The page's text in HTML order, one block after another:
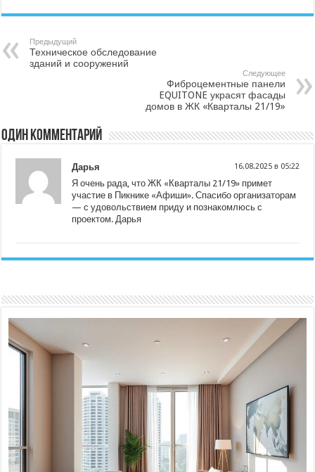
Предыдущий
Техническое обследование
зданий и сооружений
Следующее
Фиброцементные панели
EQUITONE украсят фасады
домов в ЖК «Кварталы 21/19»
Один комментарий
Дарья 16.08.2025 в 05:22
Я очень рада, что ЖК «Кварталы 21/19» примет
участие в Пикнике «Афиши». Спасибо организаторам
— с удовольствием приду и познакомлюсь с
проектом. Дарья